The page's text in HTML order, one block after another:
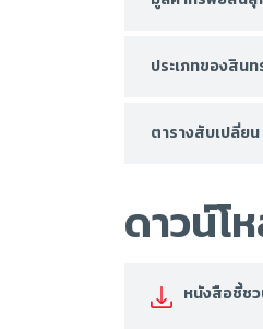
ประเภทของสิน
ตารางสับเปลี่ยน
ดาวน์โ
หนังสือชี้ช